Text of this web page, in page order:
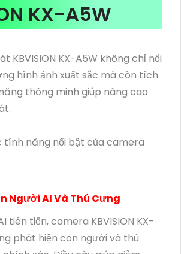
KX-A5W
KBVISION KX-A5W không chỉ nổi
hình ảnh xuất sắc mà còn tích
thông minh giúp nâng cao
tính năng nổi bật của camera
Người AI Và Thú Cưng
tiên tiến, camera KBVISION KX-
phát hiện con người và thú